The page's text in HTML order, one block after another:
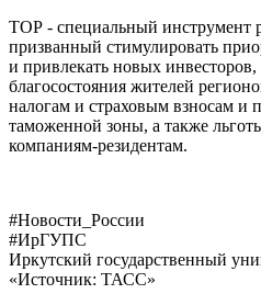
ТОР - специальный инструмент
призванный стимулировать
и привлекать новых инвесторов,
благосостояния жителей
налогам и страховым взносам и
таможенной зоны, а также
компаниям-резидентам.
#Новости_России
#ИрГУПС
Иркутский государственный
«Источник: ТАСС»